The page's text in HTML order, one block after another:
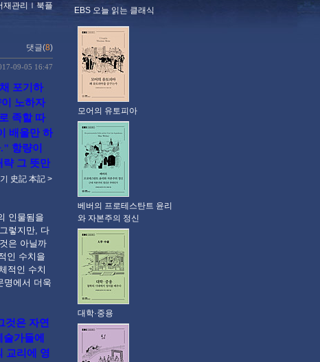
재관리 ｌ 북플
댓글(8)
09-05 16:47
포기하
노하자
족할 따
배울만 하
항량이
략 그 뜻만
史記 本記 >
인물됨을
렇지만, 다
은 아닐까
인 수치을
적인 수치
명에서 더욱
것은 자연
가들에
교리에 영
EBS 오늘 읽는 클래식
모어의 유토피아
베버의 프로테스탄트 윤리
와 자본주의 정신
대학·중용